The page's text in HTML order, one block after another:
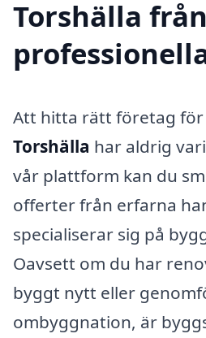
Torshälla från
Att hitta rätt företag för
Torshälla har aldrig
vår plattform kan du
offerter från erfarna
specialiserar sig på
Oavsett om du har
byggt nytt eller
ombyggnation, är